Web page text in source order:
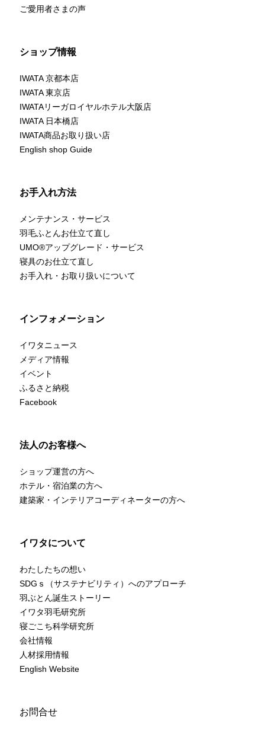
ご愛用者さまの声
ショップ情報
IWATA 京都本店
IWATA 東京店
IWATAリーガロイヤルホテル大阪店
IWATA 日本橋店
IWATA商品お取り扱い店
English shop Guide
お手入れ方法
メンテナンス・サービス
羽毛ふとんお仕立て直し
UMO®アップグレード・サービス
寝具のお仕立て直し
お手入れ・お取り扱いについて
インフォメーション
イワタニュース
メディア情報
イベント
ふるさと納税
Facebook
法人のお客様へ
ショップ運営の方へ
ホテル・宿泊業の方へ
建築家・インテリアコーディネーターの方へ
イワタについて
わたしたちの想い
SDGｓ（サステナビリティ）へのアプローチ
羽ぶとん誕生ストーリー
イワタ羽毛研究所
寝ごこち科学研究所
会社情報
人材採用情報
English Website
お問合せ